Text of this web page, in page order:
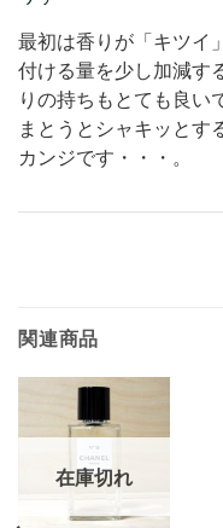
最初は香りが「キツイ
付ける量を少し加減す
りの持ちもとても良い
まとうとシャキッとす
カンジです・・・。
関連商品
在庫切れ